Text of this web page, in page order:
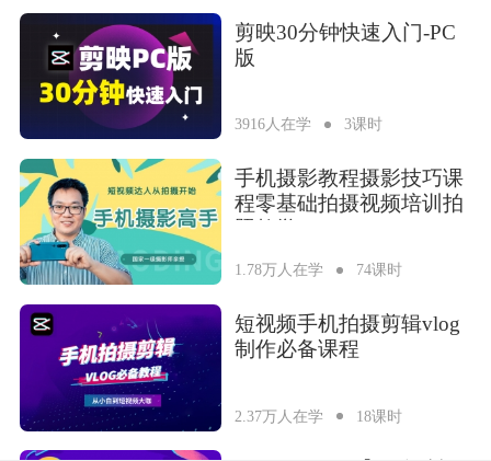
剪映30分钟快速入门-PC
版
3916人在学 3课时
手机摄影教程摄影技巧课
程零基础拍摄视频培训拍
1.78万人在学 74课时
短视频手机拍摄剪辑vlog
制作必备课程
2.37万人在学 18课时